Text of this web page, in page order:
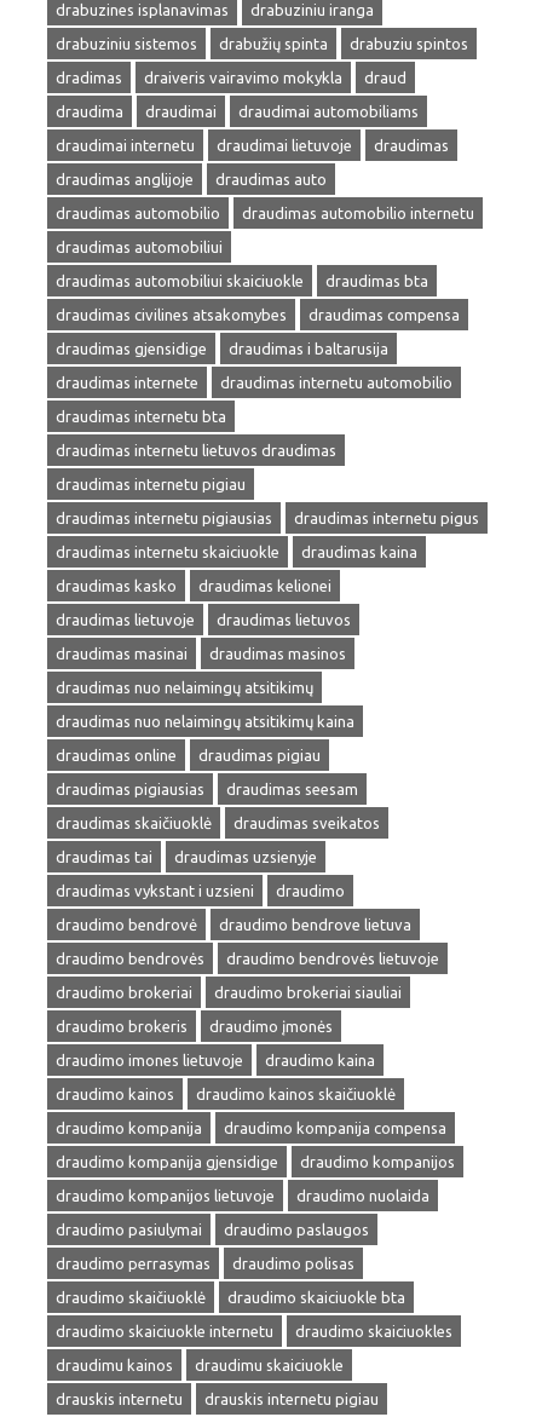
drabuzines isplanavimas
drabuziniu iranga
drabuziniu sistemos
drabužių spinta
drabuziu spintos
dradimas
draiveris vairavimo mokykla
draud
draudima
draudimai
draudimai automobiliams
draudimai internetu
draudimai lietuvoje
draudimas
draudimas anglijoje
draudimas auto
draudimas automobilio
draudimas automobilio internetu
draudimas automobiliui
draudimas automobiliui skaiciuokle
draudimas bta
draudimas civilines atsakomybes
draudimas compensa
draudimas gjensidige
draudimas i baltarusija
draudimas internete
draudimas internetu automobilio
draudimas internetu bta
draudimas internetu lietuvos draudimas
draudimas internetu pigiau
draudimas internetu pigiausias
draudimas internetu pigus
draudimas internetu skaiciuokle
draudimas kaina
draudimas kasko
draudimas kelionei
draudimas lietuvoje
draudimas lietuvos
draudimas masinai
draudimas masinos
draudimas nuo nelaimingų atsitikimų
draudimas nuo nelaimingų atsitikimų kaina
draudimas online
draudimas pigiau
draudimas pigiausias
draudimas seesam
draudimas skaičiuoklė
draudimas sveikatos
draudimas tai
draudimas uzsienyje
draudimas vykstant i uzsieni
draudimo
draudimo bendrovė
draudimo bendrove lietuva
draudimo bendrovės
draudimo bendrovės lietuvoje
draudimo brokeriai
draudimo brokeriai siauliai
draudimo brokeris
draudimo įmonės
draudimo imones lietuvoje
draudimo kaina
draudimo kainos
draudimo kainos skaičiuoklė
draudimo kompanija
draudimo kompanija compensa
draudimo kompanija gjensidige
draudimo kompanijos
draudimo kompanijos lietuvoje
draudimo nuolaida
draudimo pasiulymai
draudimo paslaugos
draudimo perrasymas
draudimo polisas
draudimo skaičiuoklė
draudimo skaiciuokle bta
draudimo skaiciuokle internetu
draudimo skaiciuokles
draudimu kainos
draudimu skaiciuokle
drauskis internetu
drauskis internetu pigiau